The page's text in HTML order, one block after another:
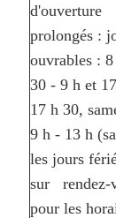
d'ouverture
prolongés :
ouvrables :
30 - 9 h et
17 h 30,
9 h - 13 h
les jours
sur rendez-
pour les